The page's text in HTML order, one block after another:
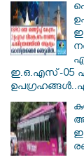
ഇ.ഒ.എസ്-05